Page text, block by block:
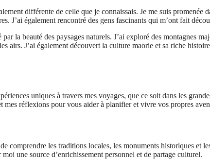
différente de celle que je connaissais. Je me suis promenée
J’ai également rencontré des gens fascinants qui m’ont fait
la beauté des paysages naturels. J’ai exploré des montagnes
airs. J’ai également découvert la culture maorie et sa riche
uniques à travers mes voyages, que ce soit dans les
mes réflexions pour vous aider à planifier et vivre vos propres
comprendre les traditions locales, les monuments historiques et
une source d’enrichissement personnel et de partage culturel.